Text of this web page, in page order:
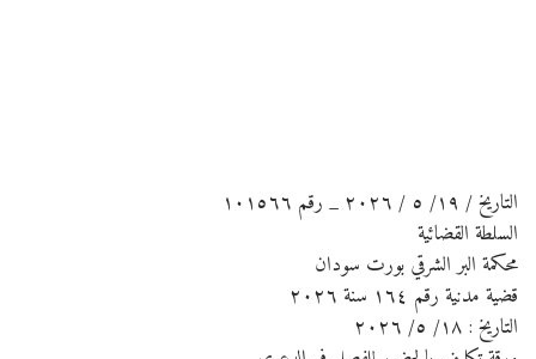
التاريخ / ١٩/ ٥ / ٢٠٢٦ _ رقم ١٠١٥٦٦
السلطة القضائية
محكمة البر الشرقي بورت سودان
قضية مدنية رقم ١٦٤ سنة ٢٠٢٦
التاريخ : ١٨/ ٥/ ٢٠٢٦